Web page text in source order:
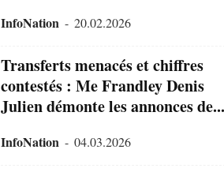
InfoNation - 20.02.2026
Transferts menacés et chiffres
contestés : Me Frandley Denis
Julien démonte les annonces de...
InfoNation - 04.03.2026